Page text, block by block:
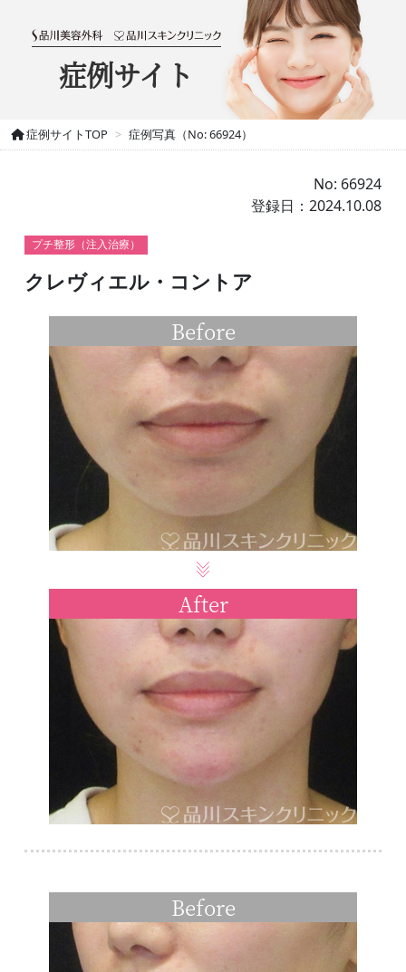
症例サイト
症例サイトTOP 症例写真（No: 66924）
No: 66924
登録日：2024.10.08
プチ整形（注入治療）
クレヴィエル・コントア
Before
After
Before